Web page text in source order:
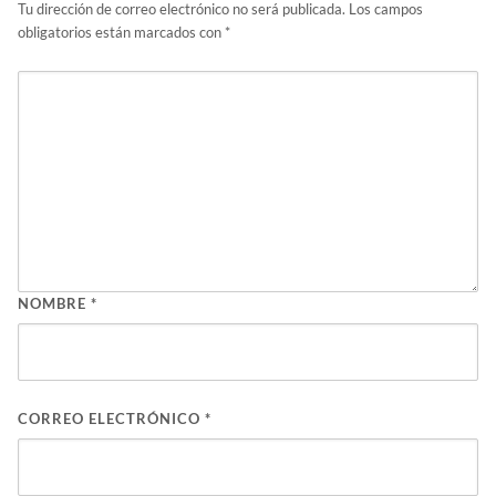
Tu dirección de correo electrónico no será publicada. Los campos
obligatorios están marcados con *
NOMBRE *
CORREO ELECTRÓNICO *